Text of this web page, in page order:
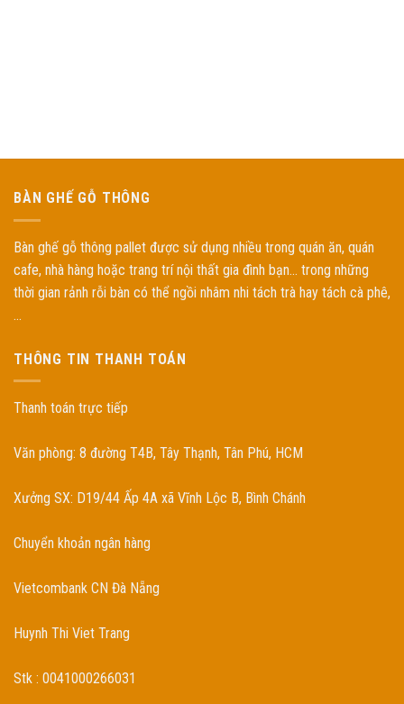
BÀN GHẾ GỖ THÔNG
Bàn ghế gỗ thông pallet được sử dụng nhiều trong quán ăn, quán
cafe, nhà hàng hoặc trang trí nội thất gia đình bạn... trong những
thời gian rảnh rỗi bàn có thể ngồi nhâm nhi tách trà hay tách cà phê,
...
THÔNG TIN THANH TOÁN
Thanh toán trực tiếp
Văn phòng: 8 đường T4B, Tây Thạnh, Tân Phú, HCM
Xưởng SX: D19/44 Ấp 4A xã Vĩnh Lộc B, Bình Chánh
Chuyển khoản ngân hàng
Vietcombank CN Đà Nẵng
Huynh Thi Viet Trang
Stk : 0041000266031